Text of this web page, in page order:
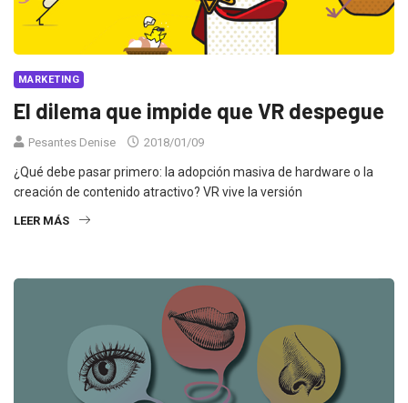
MARKETING
El dilema que impide que VR despegue
Pesantes Denise 2018/01/09
¿Qué debe pasar primero: la adopción masiva de hardware o la
creación de contenido atractivo? VR vive la versión
LEER MÁS